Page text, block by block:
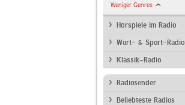
Weniger Genres
Hörspiele im Radio
Wort- & Sport-Radio
Klassik-Radio
Radiosender
Beliebteste Radios